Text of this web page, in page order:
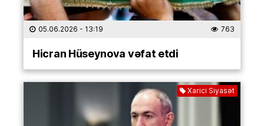
05.06.2026 - 13:19 763
Hicran Hüseynova vəfat etdi
Xarici Siyasət